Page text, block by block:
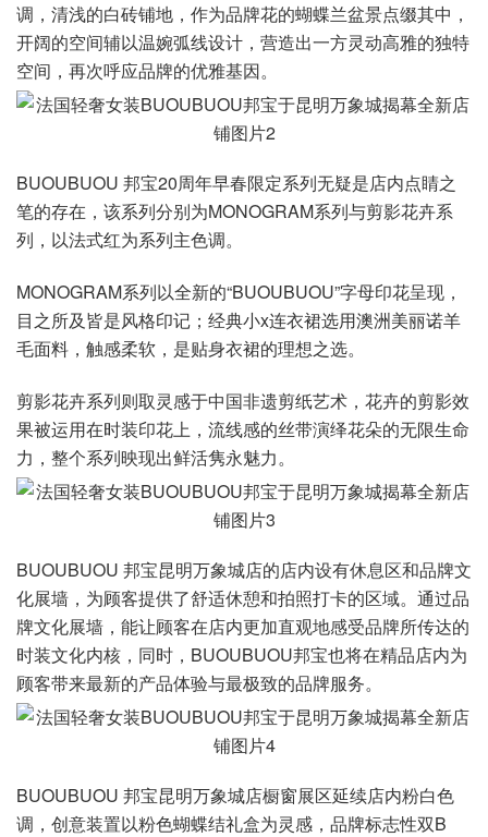
调，清浅的白砖铺地，作为品牌花的蝴蝶兰盆景点缀其中，
开阔的空间辅以温婉弧线设计，营造出一方灵动高雅的独特
空间，再次呼应品牌的优雅基因。
BUOUBUOU 邦宝20周年早春限定系列无疑是店内点睛之
笔的存在，该系列分别为MONOGRAM系列与剪影花卉系
列，以法式红为系列主色调。
MONOGRAM系列以全新的“BUOUBUOU”字母印花呈现，
目之所及皆是风格印记；经典小x连衣裙选用澳洲美丽诺羊
毛面料，触感柔软，是贴身衣裙的理想之选。
剪影花卉系列则取灵感于中国非遗剪纸艺术，花卉的剪影效
果被运用在时装印花上，流线感的丝带演绎花朵的无限生命
力，整个系列映现出鲜活隽永魅力。
BUOUBUOU 邦宝昆明万象城店的店内设有休息区和品牌文
化展墙，为顾客提供了舒适休憩和拍照打卡的区域。通过品
牌文化展墙，能让顾客在店内更加直观地感受品牌所传达的
时装文化内核，同时，BUOUBUOU邦宝也将在精品店内为
顾客带来最新的产品体验与最极致的品牌服务。
BUOUBUOU 邦宝昆明万象城店橱窗展区延续店内粉白色
调，创意装置以粉色蝴蝶结礼盒为灵感，品牌标志性双B